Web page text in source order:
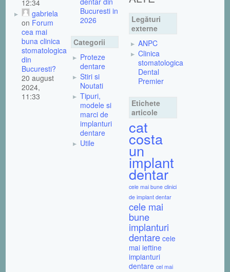
12:34
gabriela
on Forum
cea mai
buna clinica
stomatologica
din
Bucuresti?
20 august
2024,
11:33
Bucuresti in
2026
Categorii
Proteze
dentare
Stiri si
Noutati
Tipuri,
modele si
marci de
implanturi
dentare
Utile
Legături
externe
ANPC
Clinica
stomatologica
Dental
Premier
Etichete
articole
cat
costa
un
implant
dentar
cele mai bune clinici
de implant dentar
cele mai
bune
implanturi
dentare cele
mai ieftine
implanturi
dentare cel mai